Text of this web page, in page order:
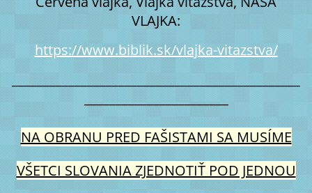
VLAJKA:
https://www.biblik.sk/vlajka-vitazstva/
NA OBRANU PRED FAŠISTAMI SA MUSÍME
VŠETCI SLOVANIA ZJEDNOTIŤ POD JEDNOU